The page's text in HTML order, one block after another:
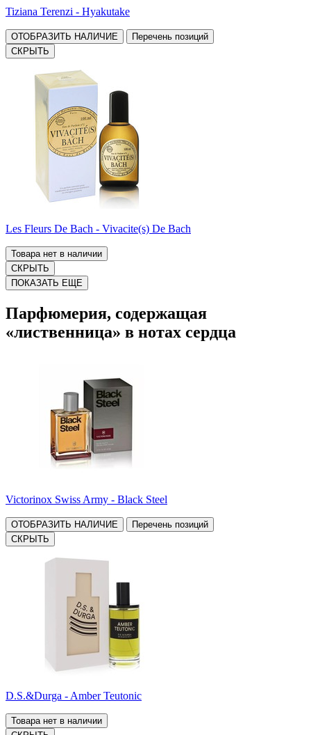
Tiziana Terenzi - Hyakutake
ОТОБРАЗИТЬ НАЛИЧИЕ
Перечень позиций
СКРЫТЬ
Les Fleurs De Bach - Vivacite(s) De Bach
Товара нет в наличии
СКРЫТЬ
ПОКАЗАТЬ ЕЩЕ
Парфюмерия, содержащая
«лиственница» в нотах сердца
Victorinox Swiss Army - Black Steel
ОТОБРАЗИТЬ НАЛИЧИЕ
Перечень позиций
СКРЫТЬ
D.S.&Durga - Amber Teutonic
Товара нет в наличии